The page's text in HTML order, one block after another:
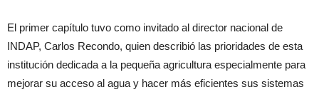
El primer capítulo tuvo como invitado al director nacional de
INDAP, Carlos Recondo, quien describió las prioridades de esta
institución dedicada a la pequeña agricultura especialmente para
mejorar su acceso al agua y hacer más eficientes sus sistemas